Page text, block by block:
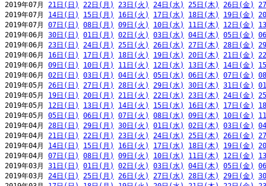
2019年07月 21日(日) 22日(月) 23日(火) 24日(水) 25日(木) 26日(金)
2019年07月 14日(日) 15日(月) 16日(火) 17日(水) 18日(木) 19日(金)
2019年07月 07日(日) 08日(月) 09日(火) 10日(水) 11日(木) 12日(金)
2019年06月 30日(日) 01日(月) 02日(火) 03日(水) 04日(木) 05日(金)
2019年06月 23日(日) 24日(月) 25日(火) 26日(水) 27日(木) 28日(金)
2019年06月 16日(日) 17日(月) 18日(火) 19日(水) 20日(木) 21日(金)
2019年06月 09日(日) 10日(月) 11日(火) 12日(水) 13日(木) 14日(金)
2019年06月 02日(日) 03日(月) 04日(火) 05日(水) 06日(木) 07日(金)
2019年05月 26日(日) 27日(月) 28日(火) 29日(水) 30日(木) 31日(金)
2019年05月 19日(日) 20日(月) 21日(火) 22日(水) 23日(木) 24日(金)
2019年05月 12日(日) 13日(月) 14日(火) 15日(水) 16日(木) 17日(金)
2019年05月 05日(日) 06日(月) 07日(火) 08日(水) 09日(木) 10日(金)
2019年04月 28日(日) 29日(月) 30日(火) 01日(水) 02日(木) 03日(金)
2019年04月 21日(日) 22日(月) 23日(火) 24日(水) 25日(木) 26日(金)
2019年04月 14日(日) 15日(月) 16日(火) 17日(水) 18日(木) 19日(金)
2019年04月 07日(日) 08日(月) 09日(火) 10日(水) 11日(木) 12日(金)
2019年03月 31日(日) 01日(月) 02日(火) 03日(水) 04日(木) 05日(金)
2019年03月 24日(日) 25日(月) 26日(火) 27日(水) 28日(木) 29日(金)